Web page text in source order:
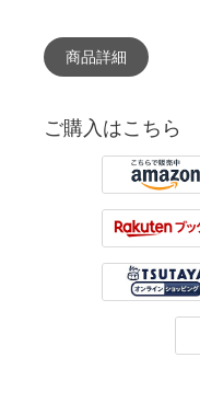
商品詳細
ご購入はこちら
Amazon
Rakuten
Tsutaya